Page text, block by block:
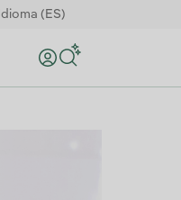
Idioma (ES)
Buscar